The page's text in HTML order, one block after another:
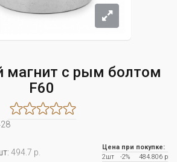
магнит с рым болтом
F60
494.7 р.
Цена при покупке:
2шт
-2%
484.806 р